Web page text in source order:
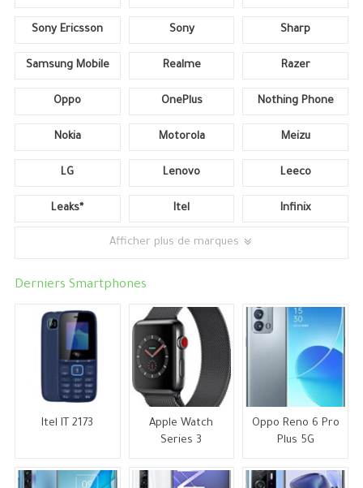
Sony Ericsson Sony Sharp
Samsung Mobile Realme Razer
Oppo OnePlus Nothing Phone
Nokia Motorola Meizu
LG Lenovo Leeco
Leaks* Itel Infinix
Afficher plus de marques
Derniers Smartphones
Itel IT 2173
Apple Watch
Series 3
Oppo Reno 6 Pro
Plus 5G